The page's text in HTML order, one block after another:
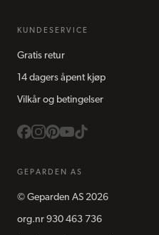
KUNDESERVICE
Gratis retur
14 dagers åpent kjøp
Vilkår og betingelser
GEPARDEN AS
© Geparden AS 2026
org.nr 930 463 736